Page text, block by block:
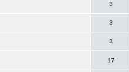
3
3
3
17